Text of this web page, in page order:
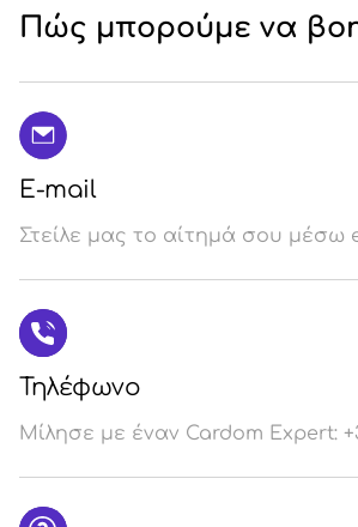
Πώς μπορούμε να
E-mail
Στείλε μας το αίτημά σου μέσω
Τηλέφωνο
Μίλησε με έναν Cardom Expert: